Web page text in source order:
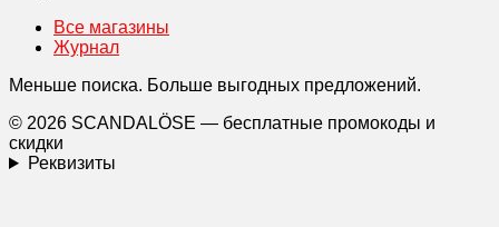
Все магазины
Журнал
Меньше поиска. Больше выгодных предложений.
© 2026 SCANDALÖSE — бесплатные промокоды и
скидки
Реквизиты